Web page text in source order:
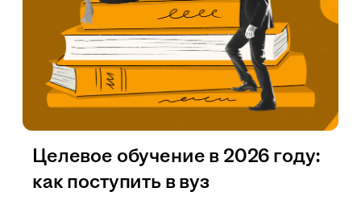
Целевое обучение в 2026 году:
как поступить в вуз